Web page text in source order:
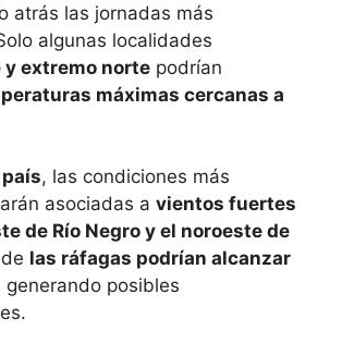
atrás las jornadas más
algunas localidades
y extremo norte podrían
máximas cercanas a
, las condiciones más
asociadas a vientos fuertes
de Río Negro y el noroeste de
las ráfagas podrían alcanzar
generando posibles